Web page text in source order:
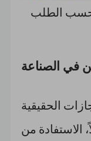
حسب الطلب
في الصناعة
الحقيقية
الاستفادة من